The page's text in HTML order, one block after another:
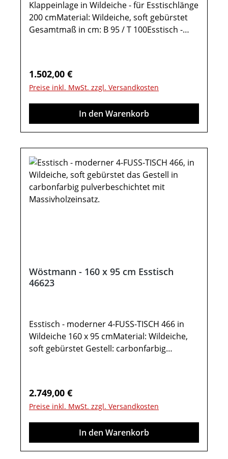
Klappeinlage in Wildeiche - für Esstischlänge
200 cmMaterial: Wildeiche, soft gebürstet
Gesamtmaß in cm: B 95 / T 100Esstisch -
Klappeinlage 100 cm tiefeWichtige
Informationen:Weitere Hinweise finden Sie
in der dazugehörigen Montageanleitung
unter "Verfügbare Downloads“! Farben
können auf verschiedenen Bildschirmen
sind nicht enthalten. Abbildung kann
abweichen. Möbel sind teils vormontiert
(Restmontage erforderlich). Beschlags - und
Montagezubehör inklusive.
Regulärer Preis:
1.502,00 €
Preise inkl. MwSt. zzgl. Versandkosten
In den Warenkorb
Wöstmann - 160 x 95 cm Esstisch
46623
Esstisch - moderner 4-FUSS-TISCH 466 in
Wildeiche 160 x 95 cmMaterial: Wildeiche,
soft gebürstet Gestell: carbonfarbig
4-Fuss-Tisch Type 46623:Tischplatte in
Wildeiche massiv Tischplattenstärke: 1,9 cm
Höhe untere Zarge 68 cm Wahlweise ist eine
Klappeinlage von 60 cm möglichOptional im
Konfigurator:Gestellauszug: Mit einer
Regulärer Preis:
2.749,00 €
Preise inkl. MwSt. zzgl. Versandkosten
In den Warenkorb